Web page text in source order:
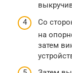
Со
на
затем